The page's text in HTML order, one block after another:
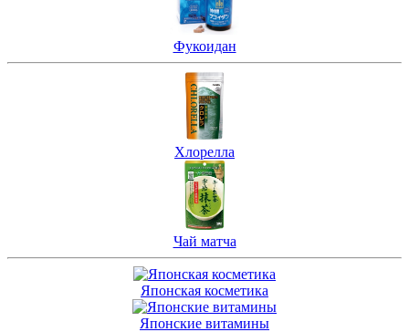
Фукоидан
Хлорелла
Чай матча
Японская косметика
Японские витамины